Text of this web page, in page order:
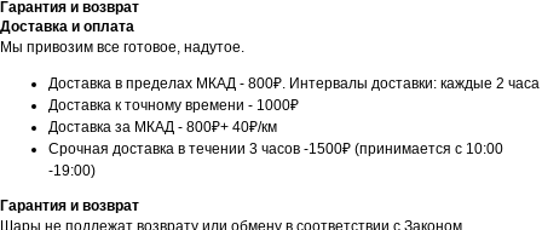
Гарантия и возврат
Доставка и оплата
Мы привозим все готовое, надутое.
Доставка в пределах МКАД - 800₽. Интервалы доставки: каждые 2 часа
Доставка к точному времени - 1000₽
Доставка за МКАД - 800₽+ 40₽/км
Срочная доставка в течении 3 часов -1500₽ (принимается с 10:00
-19:00)
Гарантия и возврат